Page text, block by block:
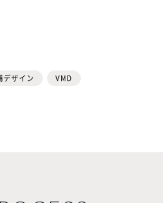
デザイン
VMD